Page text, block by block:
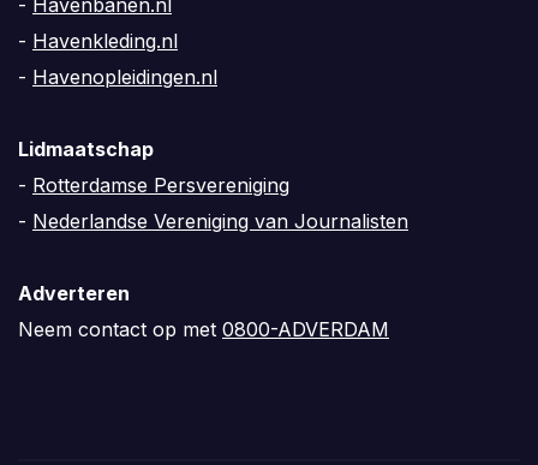
- Havenkleding.nl
- Havenopleidingen.nl
Lidmaatschap
- Rotterdamse Persvereniging
- Nederlandse Vereniging van Journalisten
Adverteren
Neem contact op met 0800-ADVERDAM